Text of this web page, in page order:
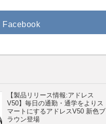
Facebook
【製品リリース情報:アドレス
V50】毎日の通勤・通学をよりス
マートにするアドレスV50 新色ブ
ラウン登場